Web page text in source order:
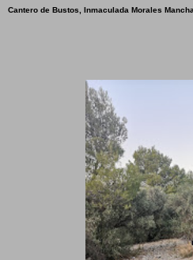
Cantero de Bustos, Inmaculada Morales